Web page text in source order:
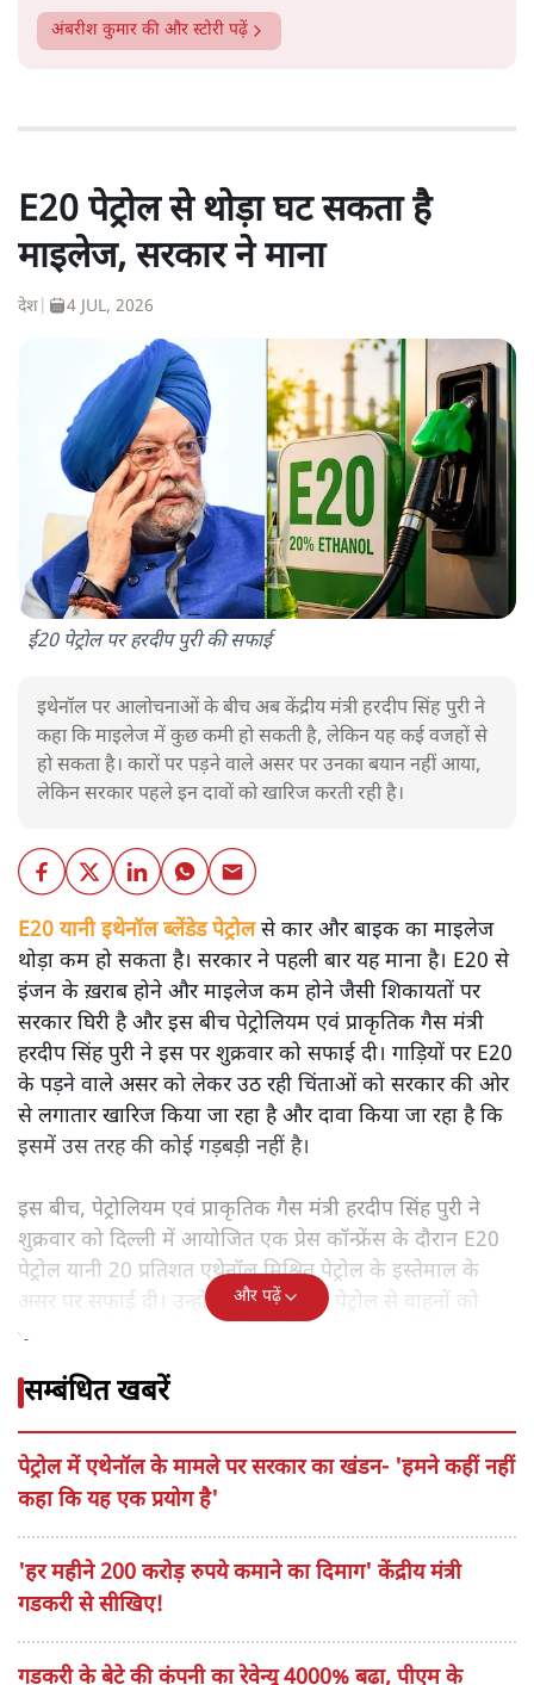
अंबरीश कुमार की और स्टोरी पढ़ें
E20 पेट्रोल से थोड़ा घट सकता है
माइलेज, सरकार ने माना
देश 4 JUL, 2026
ई20 पेट्रोल पर हरदीप पुरी की सफाई
इथेनॉल पर आलोचनाओं के बीच अब केंद्रीय मंत्री हरदीप सिंह पुरी ने
कहा कि माइलेज में कुछ कमी हो सकती है, लेकिन यह कई वजहों से
हो सकता है। कारों पर पड़ने वाले असर पर उनका बयान नहीं आया,
लेकिन सरकार पहले इन दावों को खारिज करती रही है।
E20 यानी इथेनॉल ब्लेंडेड पेट्रोलसे कार और बाइक का माइलेज
थोड़ा कम हो सकता है। सरकार ने पहली बार यह माना है। E20 से
इंजन के ख़राब होने और माइलेज कम होने जैसी शिकायतों पर
सरकार घिरी है और इस बीच पेट्रोलियम एवं प्राकृतिक गैस मंत्री
हरदीप सिंह पुरी ने इस पर शुक्रवार को सफाई दी। गाड़ियों पर E20
के पड़ने वाले असर को लेकर उठ रही चिंताओं को सरकार की ओर
से लगातार खारिज किया जा रहा है और दावा किया जा रहा है कि
इसमें उस तरह की कोई गड़बड़ी नहीं है।
इस बीच, पेट्रोलियम एवं प्राकृतिक गैस मंत्री हरदीप सिंह पुरी ने
शुक्रवार को दिल्ली में आयोजित एक प्रेस कॉन्फ्रेंस के दौरान E20
पेट्रोल यानी 20 प्रतिशत एथेनॉल मिश्रित पेट्रोल के इस्तेमाल के
असर पर सफाई दी। उन्होंने कहा कि E20 पेट्रोल से वाहनों को
नुक़सान पहुँचने या बीमा ख़त्म होने जैसी बातें सही नहीं हैं।
और पढ़ें
सम्बंधित खबरें
पेट्रोल में एथेनॉल के मामले पर सरकार का खंडन- 'हमने कहीं नहीं
कहा कि यह एक प्रयोग है'
'हर महीने 200 करोड़ रुपये कमाने का दिमाग' केंद्रीय मंत्री
गडकरी से सीखिए!
गडकरी के बेटे की कंपनी का रेवेन्यू 4000% बढ़ा, पीएम के